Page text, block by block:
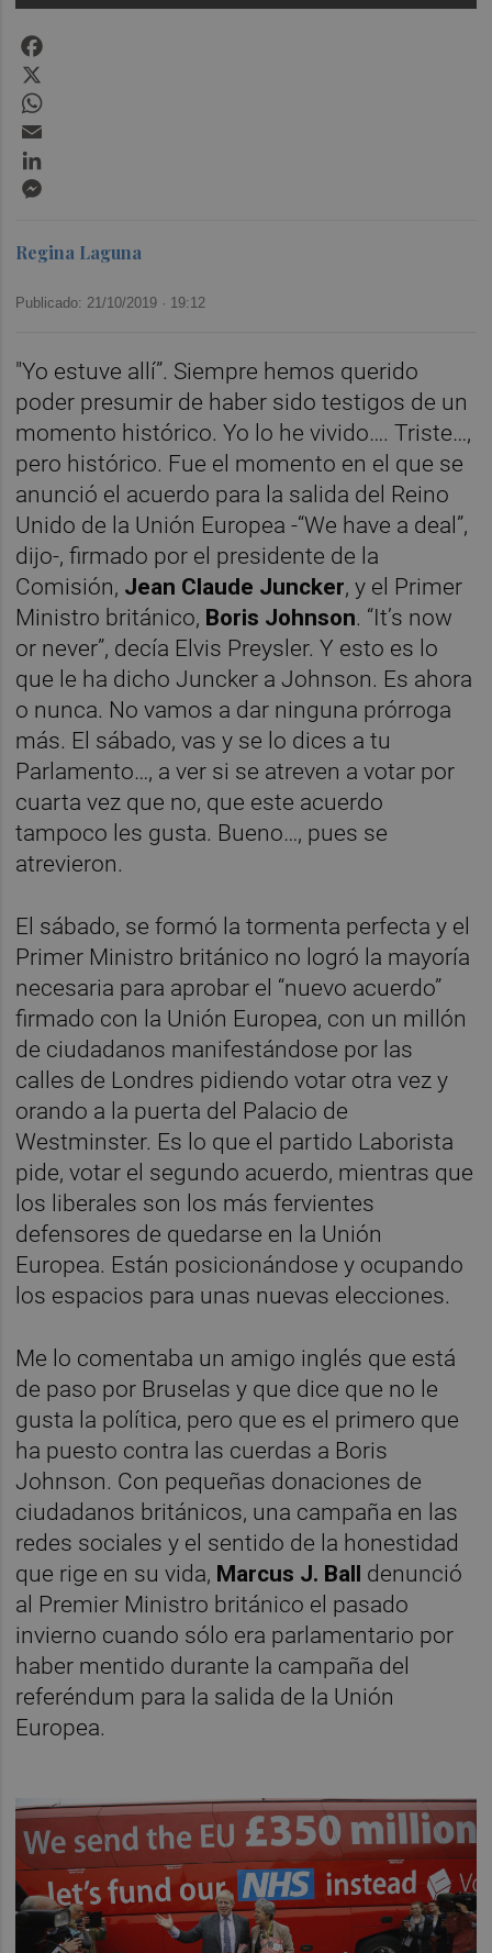
Regina Laguna
Publicado: 21/10/2019 · 19:12
"Yo estuve allí”. Siempre hemos querido
poder presumir de haber sido testigos de un
momento histórico. Yo lo he vivido…. Triste…,
pero histórico. Fue el momento en el que se
anunció el acuerdo para la salida del Reino
Unido de la Unión Europea -“We have a deal”,
dijo-, firmado por el presidente de la
Comisión, Jean Claude Juncker, y el Primer
Ministro británico, Boris Johnson. “It’s now
or never”, decía Elvis Preysler. Y esto es lo
que le ha dicho Juncker a Johnson. Es ahora
o nunca. No vamos a dar ninguna prórroga
más. El sábado, vas y se lo dices a tu
Parlamento…, a ver si se atreven a votar por
cuarta vez que no, que este acuerdo
tampoco les gusta. Bueno…, pues se
atrevieron.
El sábado, se formó la tormenta perfecta y el
Primer Ministro británico no logró la mayoría
necesaria para aprobar el “nuevo acuerdo”
firmado con la Unión Europea, con un millón
de ciudadanos manifestándose por las
calles de Londres pidiendo votar otra vez y
orando a la puerta del Palacio de
Westminster. Es lo que el partido Laborista
pide, votar el segundo acuerdo, mientras que
los liberales son los más fervientes
defensores de quedarse en la Unión
Europea. Están posicionándose y ocupando
los espacios para unas nuevas elecciones.
Me lo comentaba un amigo inglés que está
de paso por Bruselas y que dice que no le
gusta la política, pero que es el primero que
ha puesto contra las cuerdas a Boris
Johnson. Con pequeñas donaciones de
ciudadanos británicos, una campaña en las
redes sociales y el sentido de la honestidad
que rige en su vida, Marcus J. Ball denunció
al Premier Ministro británico el pasado
invierno cuando sólo era parlamentario por
haber mentido durante la campaña del
referéndum para la salida de la Unión
Europea.